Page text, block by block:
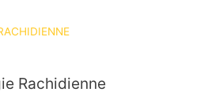
Rachidienne